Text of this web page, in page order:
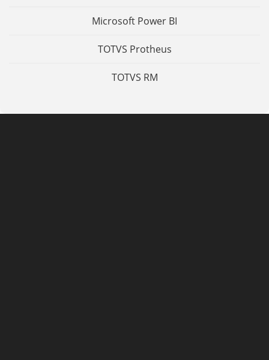
Microsoft Power BI
TOTVS Protheus
TOTVS RM